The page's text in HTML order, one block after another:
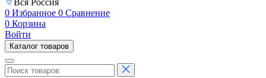
Вся Россия
0 Избранное 0 Сравнение
0 Корзина
Войти
Каталог товаров